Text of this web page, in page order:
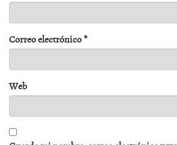
Correo electrónico*
Web